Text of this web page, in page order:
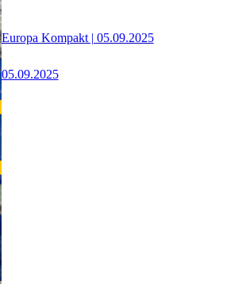
Europa Kompakt | 05.09.2025
05.09.2025